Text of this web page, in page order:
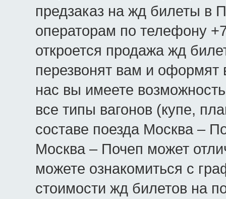
предзаказ на жд билеты в
операторам по телефону
откроется продажа жд
перезвонят вам и
нас вы имеете
все типы вагонов (купе,
составе поезда Москва –
Москва – Почеп может
можете ознакомиться с
стоимости жд билетов на